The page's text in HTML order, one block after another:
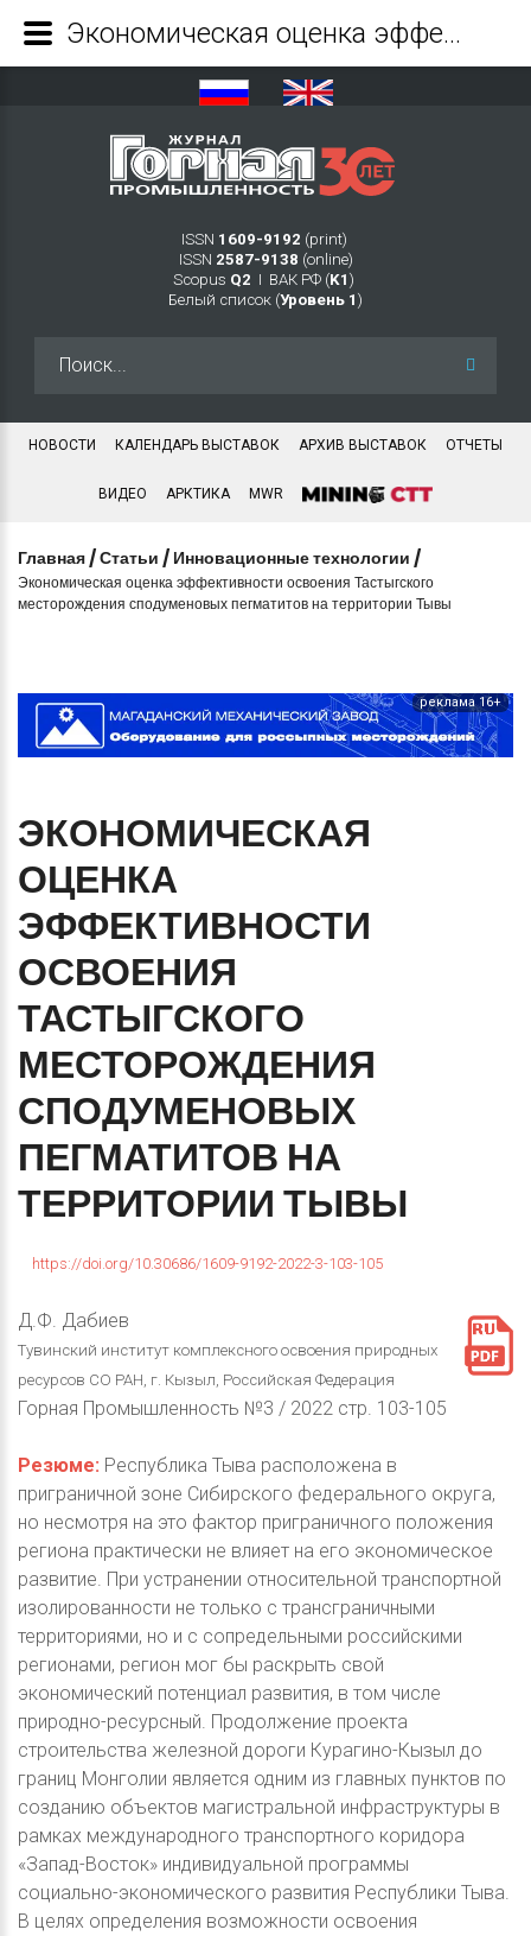
ISSN 1609-9192 (print)
ISSN 2587-9138 (online)
Scopus Q2 Ι ВАК РФ (K1 )
Белый список (Уровень 1 )
НОВОСТИ КАЛЕНДАРЬ ВЫСТАВОК АРХИВ ВЫСТАВОК ОТЧЕТЫ
ВИДЕО АРКТИКА MWR
Главная /Статьи / Инновационные технологии /
Экономическая оценка эффективности освоения Тастыгского
месторождения сподуменовых пегматитов на территории Тывы
реклама 16+
ЭКОНОМИЧЕСКАЯ
ОЦЕНКА
ЭФФЕКТИВНОСТИ
ОСВОЕНИЯ
ТАСТЫГСКОГО
МЕСТОРОЖДЕНИЯ
СПОДУМЕНОВЫХ
ПЕГМАТИТОВ НА
ТЕРРИТОРИИ ТЫВЫ
https://doi.org/10.30686/1609-9192-2022-3-103-105
Д.Ф. Дабиев
Тувинский институт комплексного освоения природных
ресурсов СО РАН, г. Кызыл, Российская Федерация
Горная Промышленность №3 / 2022 стр. 103-105
Резюме: Республика Тыва расположена в
приграничной зоне Сибирского федерального округа,
но несмотря на это фактор приграничного положения
региона практически не влияет на его экономическое
развитие. При устранении относительной транспортной
изолированности не только с трансграничными
территориями, но и с сопредельными российскими
регионами, регион мог бы раскрыть свой
экономический потенциал развития, в том числе
природно-ресурсный. Продолжение проекта
строительства железной дороги Курагино-Кызыл до
границ Монголии является одним из главных пунктов по
созданию объектов магистральной инфраструктуры в
рамках международного транспортного коридора
«Запад-Восток» индивидуальной программы
социально-экономического развития Республики Тыва.
В целях определения возможности освоения
Экономическая оценка эффективности освоения Тастыгского месторождения сподуменовых пегматитов на территории Тывы - Журнал Горная промышленность